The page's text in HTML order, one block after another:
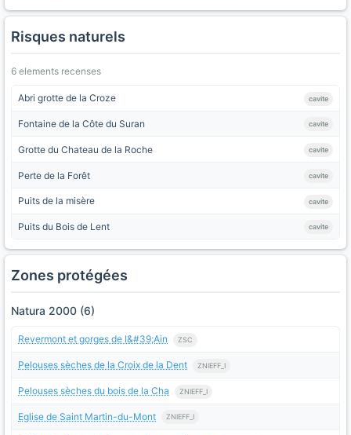
Risques naturels
6 elements recenses
Abri grotte de la Croze cavite
Fontaine de la Côte du Suran cavite
Grotte du Chateau de la Roche cavite
Perte de la Forêt cavite
Puits de la misère cavite
Puits du Bois de Lent cavite
Zones protégées
Natura 2000 (6)
Revermont et gorges de l&#39;Ain ZSC
Pelouses sèches de la Croix de la Dent ZNIEFF_I
Pelouses sèches du bois de la Cha ZNIEFF_I
Eglise de Saint Martin-du-Mont ZNIEFF_I